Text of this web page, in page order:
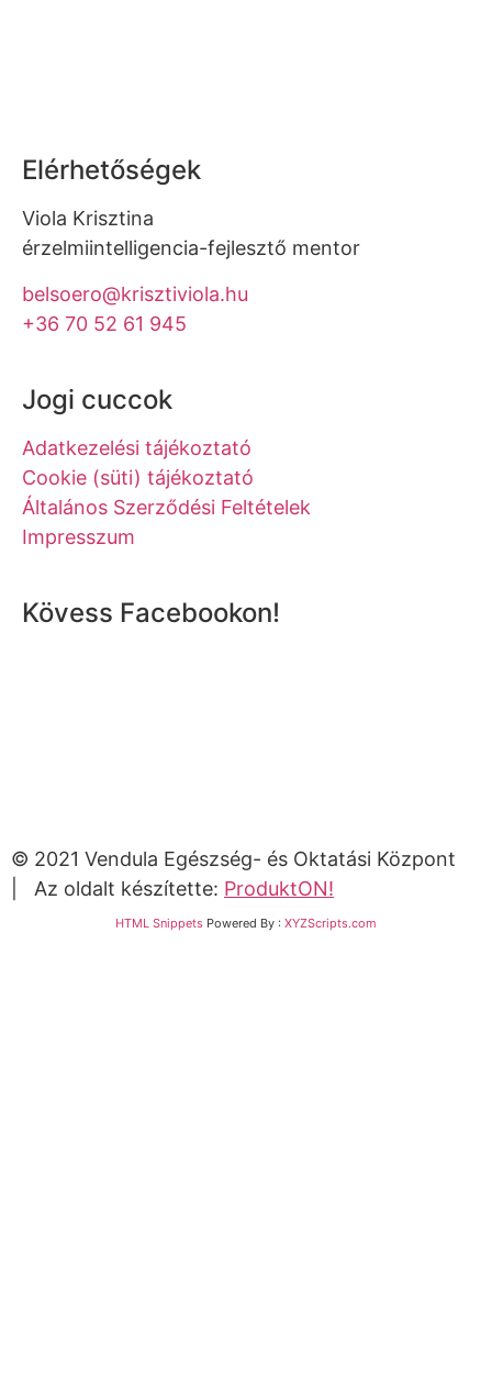
Elérhetőségek
Viola Krisztina
érzelmiintelligencia-fejlesztő mentor
belsoero@krisztiviola.hu
+36 70 52 61 945
Jogi cuccok
Adatkezelési tájékoztató
Cookie (süti) tájékoztató
Általános Szerződési Feltételek
Impresszum
Kövess Facebookon!
© 2021 Vendula Egészség- és Oktatási Központ
| Az oldalt készítette: ProduktON!
HTML Snippets Powered By : XYZScripts.com